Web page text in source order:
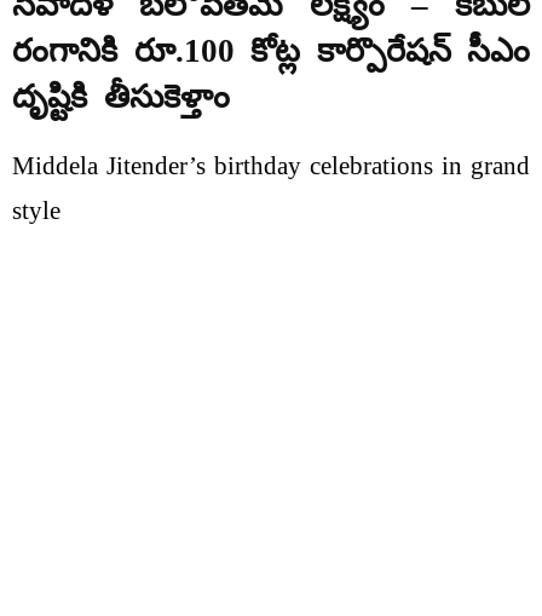
రంగానికి రూ.100 కోట్ల కార్పొరేషన్ సీఎం
దృష్టికి తీసుకెళ్తాం
Middela Jitender’s birthday celebrations in grand
style